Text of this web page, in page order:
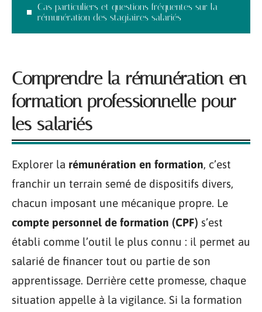
Cas particuliers et questions fréquentes sur la
rémunération des stagiaires salariés
Comprendre la rémunération en
formation professionnelle pour
les salariés
Explorer la rémunération en formation, c’est
franchir un terrain semé de dispositifs divers,
chacun imposant une mécanique propre. Le
compte personnel de formation (CPF) s’est
établi comme l’outil le plus connu : il permet au
salarié de financer tout ou partie de son
apprentissage. Derrière cette promesse, chaque
situation appelle à la vigilance. Si la formation